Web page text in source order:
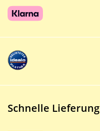
Schnelle Lieferung